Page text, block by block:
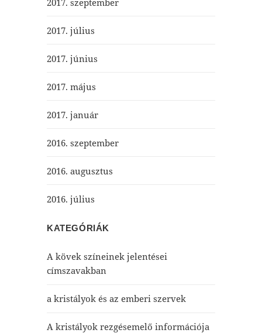
2017. július
2017. június
2017. május
2017. január
2016. szeptember
2016. augusztus
2016. július
KATEGÓRIÁK
A kövek színeinek jelentései
címszavakban
a kristályok és az emberi szervek
A kristályok rezgésemelő információja